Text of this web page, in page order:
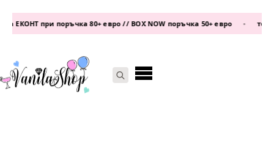
при поръчка 80+ евро // BOX NOW поръчка 50+ евро •